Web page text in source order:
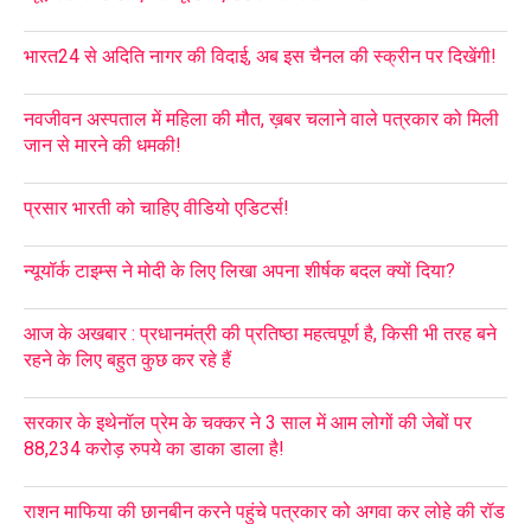
भारत24 से अदिति नागर की विदाई, अब इस चैनल की स्क्रीन पर दिखेंगी!
नवजीवन अस्पताल में महिला की मौत, ख़बर चलाने वाले पत्रकार को मिली
जान से मारने की धमकी!
प्रसार भारती को चाहिए वीडियो एडिटर्स!
न्यूयॉर्क टाइम्स ने मोदी के लिए लिखा अपना शीर्षक बदल क्यों दिया?
आज के अखबार : प्रधानमंत्री की प्रतिष्ठा महत्वपूर्ण है, किसी भी तरह बने
रहने के लिए बहुत कुछ कर रहे हैं
सरकार के इथेनॉल प्रेम के चक्कर ने 3 साल में आम लोगों की जेबों पर
88,234 करोड़ रुपये का डाका डाला है!
राशन माफिया की छानबीन करने पहुंचे पत्रकार को अगवा कर लोहे की रॉड